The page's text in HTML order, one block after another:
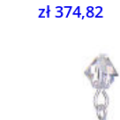
zł 374,82